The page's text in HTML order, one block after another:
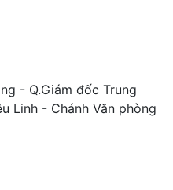
- Q.Giám đốc Trung
Linh - Chánh Văn phòng